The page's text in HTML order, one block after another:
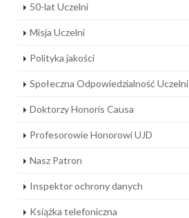
50-lat Uczelni
Misja Uczelni
Polityka jakości
Społeczna Odpowiedzialność Uczelni
Doktorzy Honoris Causa
Profesorowie Honorowi UJD
Nasz Patron
Inspektor ochrony danych
Książka telefoniczna